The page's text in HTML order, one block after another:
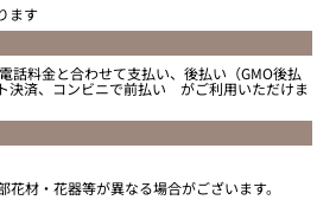
ます
話料金と合わせて支払い、後払い（GMO後払
決済、コンビニで前払い がご利用いただけま
花材・花器等が異なる場合がございます。